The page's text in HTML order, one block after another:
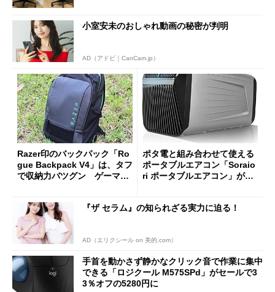
小室安未のおしゃれ動画の秘密が判明
AD（アドビ｜CanCam.jp）
Razer印のバックパック「Ro
gue Backpack V4」は、タフ
で収納力バツグン ゲーマー
ポタ電と組み合わせて使える
ポータブルエアコン「Soraio
ri ポータブルエアコン」がセ
『ザ セラム』の知られざる実力に迫る！
AD（エリクシール on 美的.com）
手首を動かさず静かなクリック音で作業に集中
できる「ロジクール M575SPd」がセールで3
3％オフの5280円に